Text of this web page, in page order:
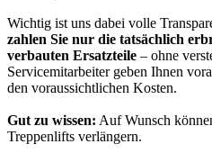
Wichtig ist uns dabei volle
zahlen Sie nur die tatsächlich
verbauten Ersatzteile – ohne
Servicemitarbeiter geben Ihnen
den voraussichtlichen Kosten.
Gut zu wissen: Auf Wunsch
Treppenlifts verlängern.